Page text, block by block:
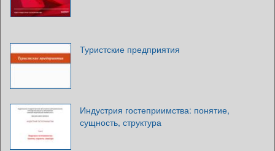
Туристские предприятия
Индустрия гостеприимства: понятие,
сущность, структура